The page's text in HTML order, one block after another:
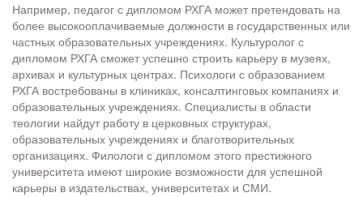
Например, педагог с дипломом РХГА может претендовать на
более высокооплачиваемые должности в государственных или
частных образовательных учреждениях. Культуролог с
дипломом РХГА сможет успешно строить карьеру в музеях,
архивах и культурных центрах. Психологи с образованием
РХГА востребованы в клиниках, консалтинговых компаниях и
образовательных учреждениях. Специалисты в области
теологии найдут работу в церковных структурах,
образовательных учреждениях и благотворительных
организациях. Филологи с дипломом этого престижного
университета имеют широкие возможности для успешной
карьеры в издательствах, университетах и СМИ.